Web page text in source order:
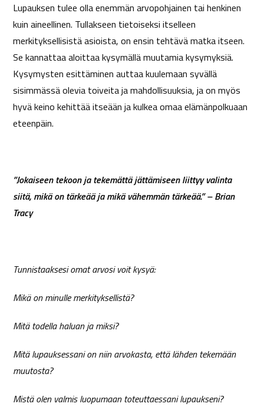
Lupauksen tulee olla enemmän arvopohjainen tai henkinen
kuin aineellinen. Tullakseen tietoiseksi itselleen
merkityksellisistä asioista, on ensin tehtävä matka itseen.
Se kannattaa aloittaa kysymällä muutamia kysymyksiä.
Kysymysten esittäminen auttaa kuulemaan syvällä
sisimmässä olevia toiveita ja mahdollisuuksia, ja on myös
hyvä keino kehittää itseään ja kulkea omaa elämänpolkuaan
eteenpäin.
”Jokaiseen tekoon ja tekemättä jättämiseen liittyy valinta
siitä, mikä on tärkeää ja mikä vähemmän tärkeää.” – Brian
Tracy
Tunnistaaksesi omat arvosi voit kysyä:
Mikä on minulle merkityksellistä?
Mitä todella haluan ja miksi?
Mitä lupauksessani on niin arvokasta, että lähden tekemään
muutosta?
Mistä olen valmis luopumaan toteuttaessani lupaukseni?